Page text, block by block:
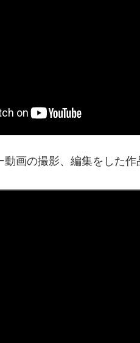
動画の撮影、編集をした作